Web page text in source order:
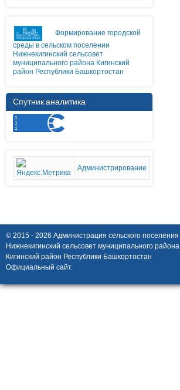
Формирование городской
среды в сельском поселении
Нижнекигинский сельсовет
муниципального района Кигинский
район Республики Башкортостан
Спутник аналитика
Администрирование
© 2015 - 2026 Администрация сельского поселения
Нижнекигинский сельсовет муниципального района
Кигинский район Республики Башкортостан
Официальный сайт.